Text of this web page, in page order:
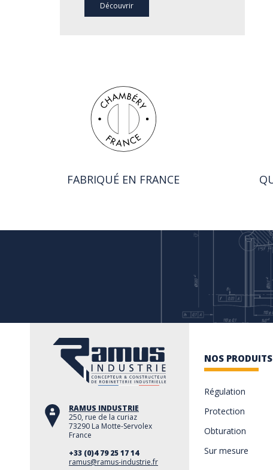
Découvrir
FABRIQUÉ EN FRANCE
RAMUS INDUSTRIE
250, rue de la curiaz
73290 La Motte-Servolex
France
+33 (0)4 79 25 17 14
ramus@ramus-industrie.fr
NOS PRODUITS
Régulation
Protection
Obturation
Sur mesure